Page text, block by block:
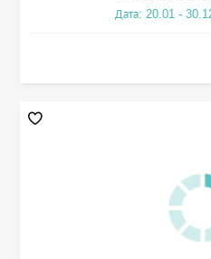
Дата: 20.01 -